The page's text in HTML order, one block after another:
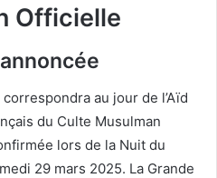
Officielle
au jour de l’Aïd
du Culte Musulman
lors de la Nuit du
29 mars 2025. La Grande